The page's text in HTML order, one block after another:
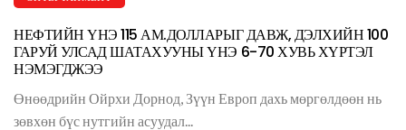
НЕФТИЙН ҮНЭ 115 АМ.ДОЛЛАРЫГ ДАВЖ, ДЭЛХИЙН 100
ГАРУЙ УЛСАД ШАТАХУУНЫ ҮНЭ 6-70 ХУВЬ ХҮРТЭЛ
НЭМЭГДЖЭЭ
Өнөөдрийн Ойрхи Дорнод, Зүүн Европ дахь мөргөлдөөн нь
зөвхөн бүс нутгийн асуудал...